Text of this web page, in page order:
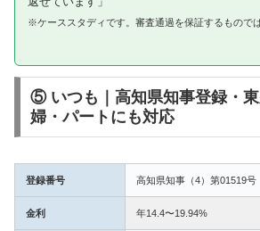
※ケーススタディです。審査通過を保証するもので
⑤ いつも｜高知県知事登録・
婦・パートにも対応
登録番号 高知県知事（4）第01519号
金利 年14.4〜19.94%